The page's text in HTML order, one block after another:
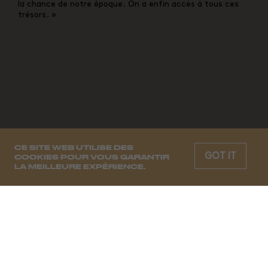
CE SITE WEB UTILISE DES
COOKIES POUR VOUS GARANTIR
LA MEILLEURE EXPÉRIENCE.
GOT IT
la chance de notre époque. On a enfin accès à tous ces
trésors. »